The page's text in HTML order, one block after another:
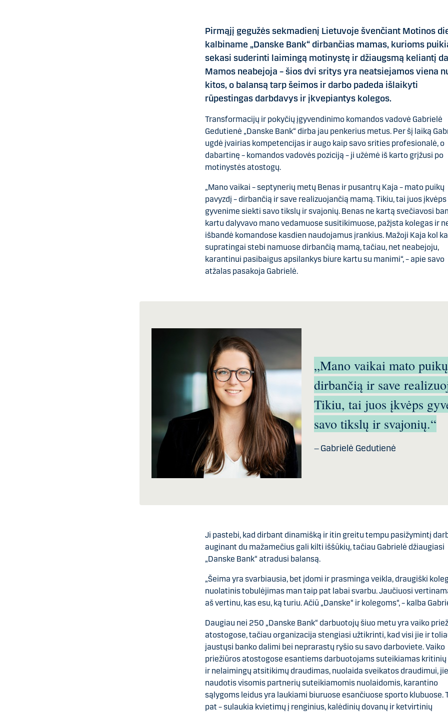
Pirmąjį gegužės sekmadienį Lietuvoje švenčiant Motinos
kalbiname „Danske Bank“ dirbančias mamas, kurioms
sekasi suderinti laimingą motinystę ir džiaugsmą keliantį
Mamos neabejoja – šios dvi sritys yra neatsiejamos viena
kitos, o balansą tarp šeimos ir darbo padeda išlaikyti
rūpestingas darbdavys ir įkvepiantys kolegos.
Transformacijų ir pokyčių įgyvendinimo komandos vadovė Gabrielė
Gedutienė „Danske Bank“ dirba jau penkerius metus. Per šį laiką
ugdė įvairias kompetencijas ir augo kaip savo srities profesionalė, o
dabartinę – komandos vadovės poziciją – ji užėmė iš karto grįžusi po
motinystės atostogų.
„Mano vaikai – septynerių metų Benas ir pusantrų Kaja – mato puikų
pavyzdį – dirbančią ir save realizuojančią mamą. Tikiu, tai juos įkvėps
gyvenime siekti savo tikslų ir svajonių. Benas ne kartą svečiavosi
kartu dalyvavo mano vedamuose susitikimuose, pažįsta kolegas ir
išbandė komandose kasdien naudojamus įrankius. Mažoji Kaja kol
supratingai stebi namuose dirbančią mamą, tačiau, net neabejoju,
karantinui pasibaigus apsilankys biure kartu su manimi“, – apie savo
atžalas pasakoja Gabrielė.
„Mano vaikai mato
dirbančią ir save
Tikiu, tai juos įkvėps
savo tikslų ir svajonių.“
Gabrielė Gedutienė
Ji pastebi, kad dirbant dinamišką ir itin greitu tempu pasižymintį
auginant du mažamečius gali kilti iššūkių, tačiau Gabrielė džiaugiasi
„Danske Bank“ atradusi balansą.
„Šeima yra svarbiausia, bet įdomi ir prasminga veikla, draugiški
nuolatinis tobulėjimas man taip pat labai svarbu. Jaučiuosi
aš vertinu, kas esu, ką turiu. Ačiū „Danske“ ir kolegoms“, – kalba
Daugiau nei 250 „Danske Bank“ darbuotojų šiuo metu yra vaiko
atostogose, tačiau organizacija stengiasi užtikrinti, kad visi jie ir
jaustųsi banko dalimi bei neprarastų ryšio su savo darboviete. Vaiko
priežiūros atostogose esantiems darbuotojams suteikiamas kritinių
ir nelaimingų atsitikimų draudimas, nuolaida sveikatos draudimui,
naudotis visomis partnerių suteikiamomis nuolaidomis, karantino
sąlygoms leidus yra laukiami biuruose esančiuose sporto klubuose.
pat – sulaukia kvietimų į renginius, kalėdinių dovanų ir ketvirtinių